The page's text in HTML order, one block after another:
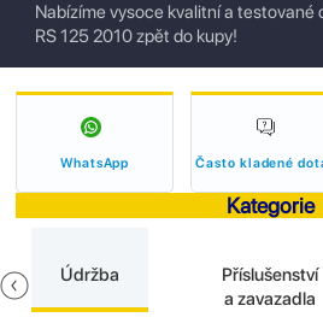
Nabízíme vysoce kvalitní a testované
RS 125 2010 zpět do kupy!
WhatsApp Často kladené
Kategorie
Údržba
Příslušenství
a zavazadla